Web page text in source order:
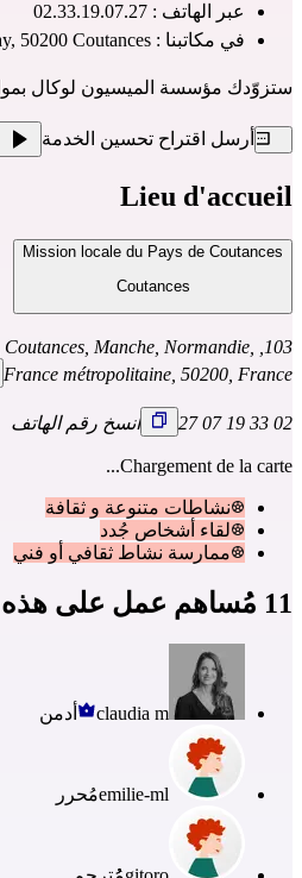
عبر الهاتف : 02.33.19.07.27
في مكاتبنا : 103rue Geoffroy de Montbray, 50200 Coutances
ستزوّدك مؤسسة الميسيون لوكال
أرسل اقتراح تحسين الخدمة
Lieu d'accueil
Mission locale du Pays de Coutances
Coutances
Coutances, Manche, Normandie,
France métropolitaine, 50200, France
02 33 19 07 27 انسخ رقم الهاتف
Chargement de la carte...
نشاطات متنوعة و ثقافة
لقاء أشخاصٍ جُدد
ممارسة نشاط ثقافي أو فني
11 مُساهم عمل على هذه الصفحة
claudia m أدمن
emilie-mlمُحرر